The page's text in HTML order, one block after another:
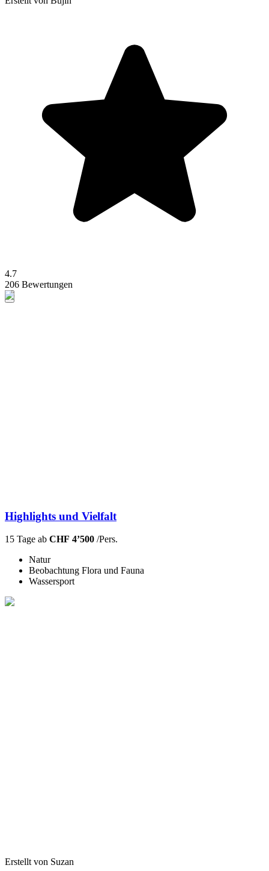
4.7
206 Bewertungen
Highlights und Vielfalt
15 Tage ab CHF 4’500 /Pers.
Natur
Beobachtung Flora und Fauna
Wassersport
Erstellt von Suzan